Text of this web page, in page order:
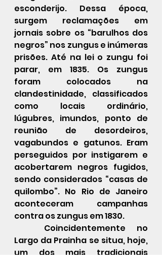
esconderijo. Dessa época,
surgem reclamações em
jornais sobre os “barulhos dos
negros” nos zungus e inúmeras
prisões. Até na lei o zungu foi
parar, em 1835. Os zungus
foram colocados na
clandestinidade, classificados
como locais ordinário,
lúgubres, imundos, ponto de
reunião de desordeiros,
vagabundos e gatunos. Eram
perseguidos por instigarem e
acobertarem negros fugidos,
sendo considerados “casas de
quilombo”. No Rio de Janeiro
aconteceram campanhas
contra os zungus em 1830.
Coincidentemente no
Largo da Prainha se situa, hoje,
um dos mais tradicionais